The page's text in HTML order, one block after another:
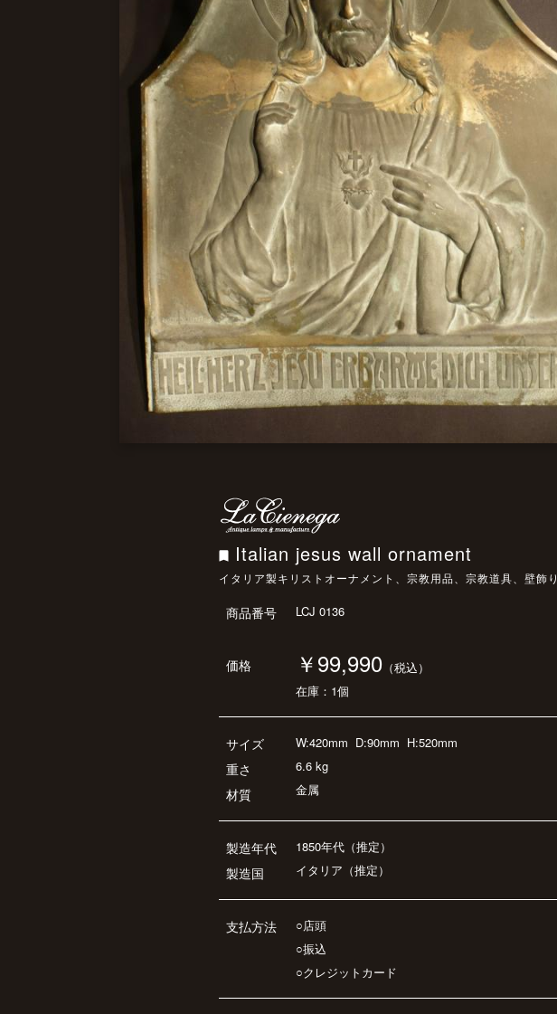
Italian jesus wall ornament
イタリア製キリストオーナメント、宗教用品、宗教道具、壁飾り
商品番号 LCJ 0136
価格 ￥99,990 （税込）
在庫：1個
サイズ
重さ
材質
W:420mm D:90mm H:520mm
6.6 kg
金属
製造年代
製造国
1850年代（推定）
イタリア（推定）
支払方法
○店頭
○振込
○クレジットカード